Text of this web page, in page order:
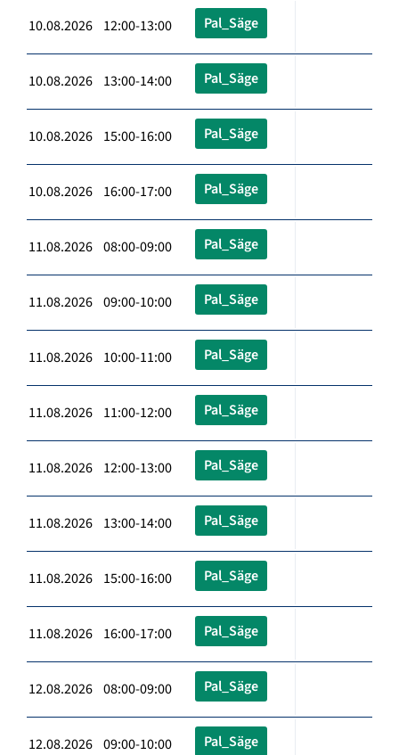
10.08.2026 12:00-13:00 Pal_Säge
10.08.2026 13:00-14:00 Pal_Säge
10.08.2026 15:00-16:00 Pal_Säge
10.08.2026 16:00-17:00 Pal_Säge
11.08.2026 08:00-09:00 Pal_Säge
11.08.2026 09:00-10:00 Pal_Säge
11.08.2026 10:00-11:00 Pal_Säge
11.08.2026 11:00-12:00 Pal_Säge
11.08.2026 12:00-13:00 Pal_Säge
11.08.2026 13:00-14:00 Pal_Säge
11.08.2026 15:00-16:00 Pal_Säge
11.08.2026 16:00-17:00 Pal_Säge
12.08.2026 08:00-09:00 Pal_Säge
12.08.2026 09:00-10:00 Pal_Säge